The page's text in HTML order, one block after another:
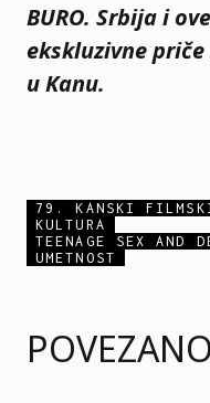
POVEZANO
BURO. Srbija i
ekskluzivne
u Kanu.
79. KANSKI
KULTURA
TEENAGE SEX AND
UMETNOST